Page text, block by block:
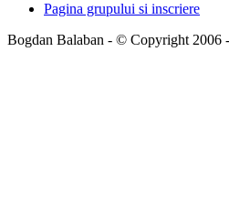
Pagina grupului si inscriere
Bogdan Balaban - © Copyright 2006